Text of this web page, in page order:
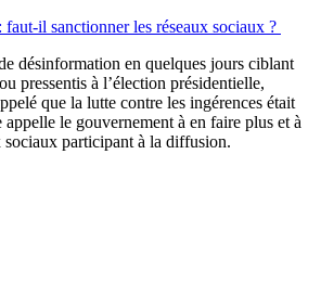
faut-il sanctionner les réseaux sociaux ?
désinformation en quelques jours ciblant
pressentis à l’élection présidentielle,
que la lutte contre les ingérences était
le gouvernement à en faire plus et à
sociaux participant à la diffusion.